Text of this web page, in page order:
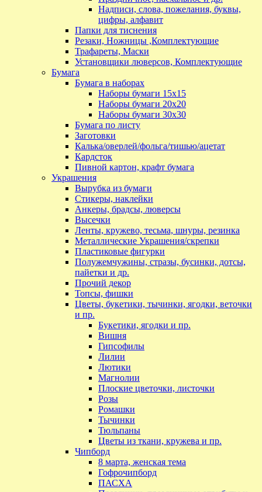
Надписи, слова, пожелания, буквы,
цифры, алфавит
Папки для тиснения
Резаки, Ножницы ,Комплектующие
Трафареты, Маски
Установщики люверсов, Комплектующие
Бумага
Бумага в наборах
Наборы бумаги 15х15
Наборы бумаги 20х20
Наборы бумаги 30х30
Бумага по листу
Заготовки
Калька/оверлей/фольга/тишью/ацетат
Кардсток
Пивной картон, крафт бумага
Украшения
Вырубка из бумаги
Стикеры, наклейки
Анкеры, брадсы, люверсы
Высечки
Ленты, кружево, тесьма, шнуры, резинка
Металлические Украшения/скрепки
Пластиковые фигурки
Полужемчужины, стразы, бусинки, дотсы,
пайетки и др.
Прочий декор
Топсы, фишки
Цветы, букетики, тычинки, ягодки, веточки
и пр.
Букетики, ягодки и пр.
Вишня
Гипсофилы
Лилии
Лютики
Магнолии
Плоские цветочки, листочки
Розы
Ромашки
Тычинки
Тюльпаны
Цветы из ткани, кружева и пр.
Чипборд
8 марта, женская тема
Гофрочипборд
ПАСХА